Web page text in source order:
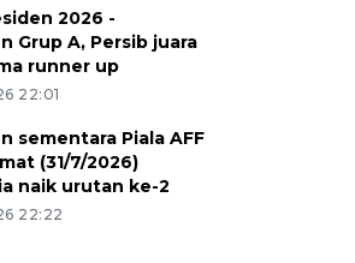
2026 -
Grup A, Persib juara
runner up
22:01
sementara Piala AFF
(31/7/2026)
naik urutan ke-2
22:22